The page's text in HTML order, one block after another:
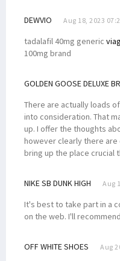
DEWVIO Aug 18, 2023
tadalafil 40mg generic
100mg brand
GOLDEN GOOSE DELUXE
There are actually loads
into consideration. That
up. I offer the thoughts
however clearly there
bring up the place crucial
NIKE SB DUNK HIGH Aug
It's best to take part in a
on the web. I'll
OFF WHITE SHOES Aug